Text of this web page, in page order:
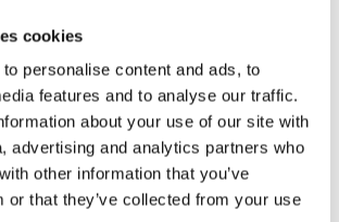
cookies
personalise content and ads, to
features and to analyse our traffic.
about your use of our site with
advertising and analytics partners who
other information that you’ve
or that they’ve collected from your use
25 mm
25mm,
till
pynt med
bland
KR
Lägg till i favoriter